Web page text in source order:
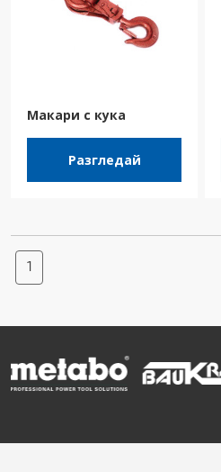
Макари с кука
Разгледай
1